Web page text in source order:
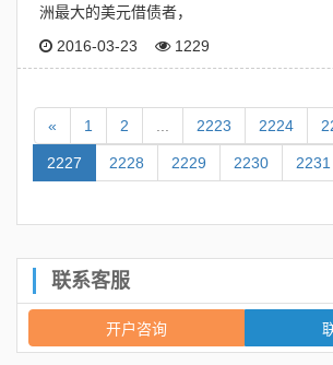
洲最大的美元借债者，
2016-03-23
1229
« 1 2 2223 2224
2227 2228 2229 2230 2231
联系客服
开户咨询